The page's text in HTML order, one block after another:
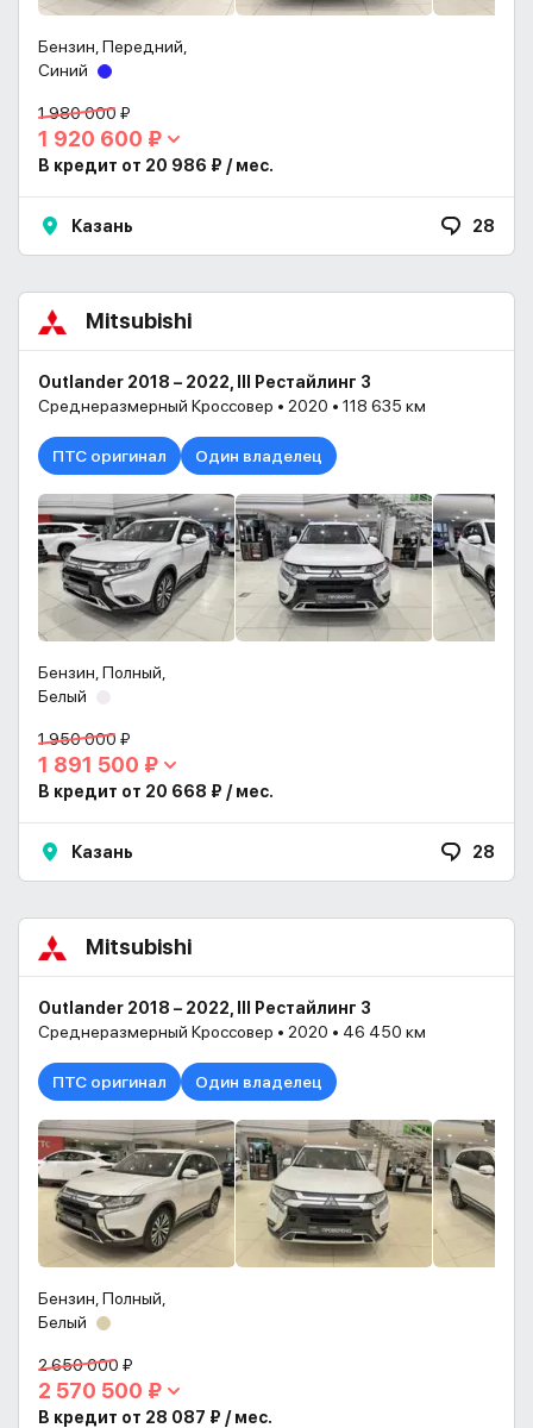
Бензин, Передний,
Синий
1 980 000 ₽
1 920 600 ₽
В кредит от 20 986 ₽ / мес.
Казань 28
Mitsubishi
Outlander 2018 – 2022, III Рестайлинг 3
Среднеразмерный Кроссовер • 2020 • 118 635 км
ПТС оригинал Один владелец
Бензин, Полный,
Белый
1 950 000 ₽
1 891 500 ₽
В кредит от 20 668 ₽ / мес.
Казань 28
Mitsubishi
Outlander 2018 – 2022, III Рестайлинг 3
Среднеразмерный Кроссовер • 2020 • 46 450 км
ПТС оригинал Один владелец
Бензин, Полный,
Белый
2 650 000 ₽
2 570 500 ₽
В кредит от 28 087 ₽ / мес.